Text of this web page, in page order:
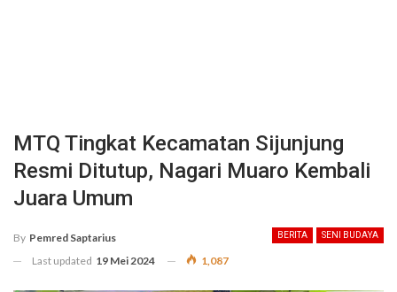
MTQ Tingkat Kecamatan Sijunjung
Resmi Ditutup, Nagari Muaro Kembali
Juara Umum
BERITA SENI BUDAYA
By Pemred Saptarius
Last updated 19 Mei 2024 1,087